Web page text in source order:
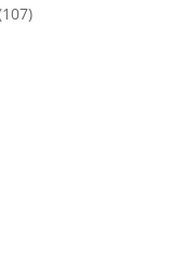
107107